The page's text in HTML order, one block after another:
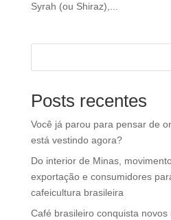
Syrah (ou Shiraz),...
Posts recentes
Você já parou para pensar de
está vestindo agora?
Do interior de Minas,
exportação e consumidores
cafeicultura brasileira
Café brasileiro conquista